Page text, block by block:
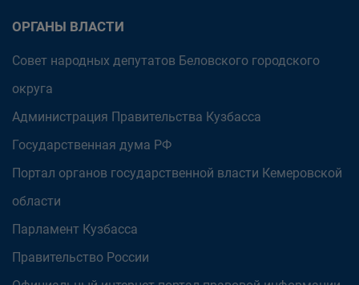
ОРГАНЫ ВЛАСТИ
Совет народных депутатов Беловского городского
округа
Администрация Правительства Кузбасса
Государственная дума РФ
Портал органов государственной власти Кемеровской
области
Парламент Кузбасса
Правительство России